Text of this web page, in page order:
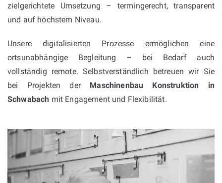
zielgerichtete Umsetzung – termingerecht, transparent
und auf höchstem Niveau.
Unsere digitalisierten Prozesse ermöglichen eine
ortsunabhängige Begleitung – bei Bedarf auch
vollständig remote. Selbstverständlich betreuen wir Sie
bei Projekten der Maschinenbau Konstruktion in
Schwabach mit Engagement und Flexibilität.